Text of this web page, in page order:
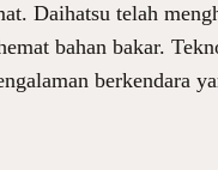
Daihatsu telah
bahan bakar.
berkendara